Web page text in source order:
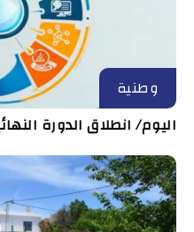
وطنية
اليوم/ انطلاق الدورة